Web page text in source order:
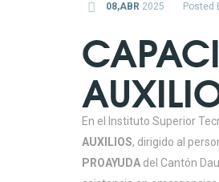
08,ABR 2025 Posted
En el Instituto Superior
AUXILIOS, dirigido al
PROAYUDA del Cantón